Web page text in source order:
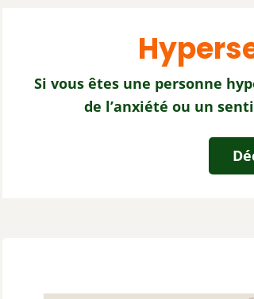
Si vous êtes une personne
de l’anxiété ou un